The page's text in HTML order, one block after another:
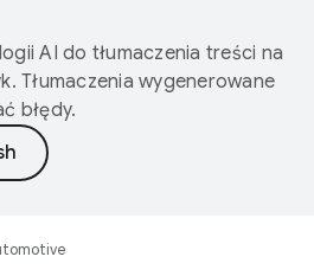
AI do tłumaczenia treści na
Tłumaczenia wygenerowane
błędy.